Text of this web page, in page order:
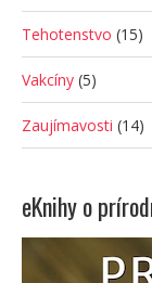
Tehotenstvo (15)
Vakcíny (5)
Zaujímavosti (14)
eKnihy o